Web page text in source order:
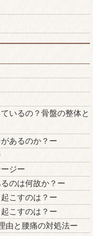
いるの？骨盤の整体と
あるのか？ー
ジー
のは何故か？ー
こすのは？ー
こすのは？ー
由と腰痛の対処法ー